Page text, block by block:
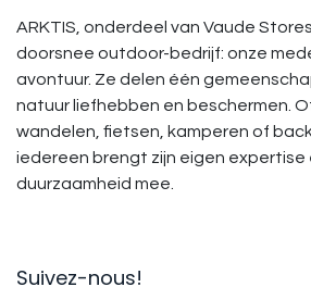
ARKTIS, onderdeel van Vaude
doorsnee outdoor-bedrijf: onze
avontuur. Ze delen één
natuur liefhebben en beschermen.
wandelen, fietsen, kamperen of
iedereen brengt zijn eigen expertise
duurzaamheid mee.
Suivez-nous!​